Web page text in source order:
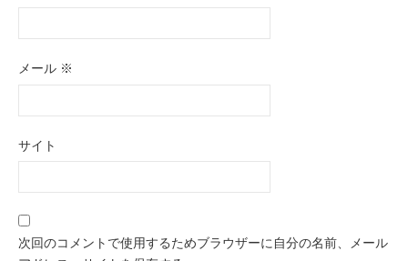
メール ※
サイト
次回のコメントで使用するためブラウザーに自分の名前、メール